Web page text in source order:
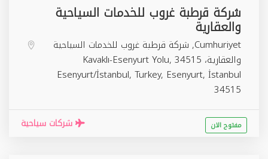
شركة قرطبة غروب للخدمات السياحية
والعقارية
Cumhuriyet, شركة قرطبة غروب للخدمات السياحية
والعقارية، Kavaklı-Esenyurt Yolu, 34515
Esenyurt/İstanbul, Turkey, Esenyurt, İstanbul
34515
شركات سياحية مفتوح الان